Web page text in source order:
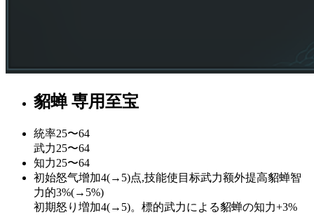
貂蝉 専用至宝
統率25〜64
武力25〜64
知力25〜64
初始怒气增加4(→5)点,技能使目标武力额外提高貂蝉智
力的3%(→5%)
初期怒り増加4(→5)。標的武力による貂蝉の知力+3%